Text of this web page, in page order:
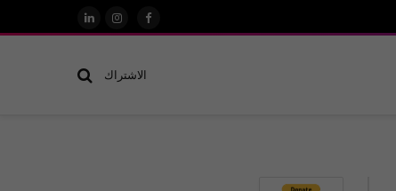
فيسبوكالانستغرام
لينكدإن
الاشتراك